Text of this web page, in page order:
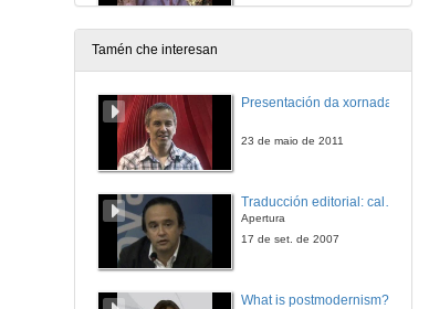
Simboloxía da raia III
Tamén che interesan
Presentación da xornada
23 de maio de 2011
Apertura
17 de set. de 2007
What is postmodernism?